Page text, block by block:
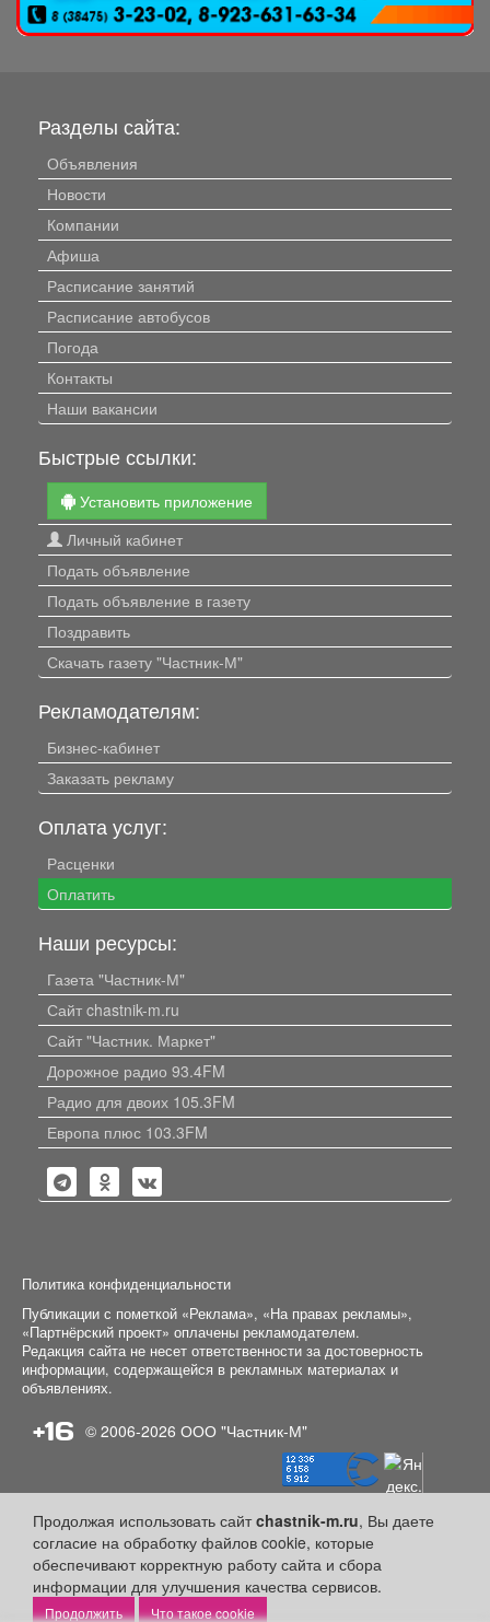
Продолжая использовать сайтchastnik-m.ru, Вы даете
согласие на обработку файлов cookie, которые
обеспечивают корректную работу сайта и сбора
информации для улучшения качества сервисов.
Что такое cookie
Разделы сайта:
Объявления
Новости
Компании
Афиша
Расписание занятий
Расписание автобусов
Погода
Контакты
Наши вакансии
Быстрые ссылки:
Установить приложение
Личный кабинет
Подать объявление
Подать объявление в газету
Поздравить
Скачать газету "Частник-М"
Рекламодателям:
Бизнес-кабинет
Заказать рекламу
Оплата услуг:
Расценки
Оплатить
Наши ресурсы:
Газета "Частник-М"
Сайт chastnik-m.ru
Сайт "Частник. Маркет"
Дорожное радио 93.4FM
Радио для двоих 105.3FM
Европа плюс 103.3FM
Политика конфиденциальности
Публикации с пометкой «Реклама», «На правах рекламы»,
«Партнёрский проект» оплачены рекламодателем.
Редакция сайта не несет ответственности за достоверность
информации, содержащейся в рекламных материалах и
объявлениях.
+16 © 2006-2026 ООО "Частник-М"